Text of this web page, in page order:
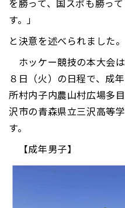
を勝って、国スポも勝っ
す。」
と決意を述べられました。
ホッケー競技の本大会
８日（火）の日程で、成
所村内子内農山村広場多
沢市の青森県立三沢高等
す。
【成年男子】